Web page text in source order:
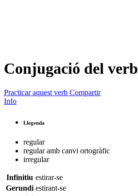
Conjugació del verb
Practicar aquest verb Compartir
Info
Llegenda
regular
regular amb canvi ortogràfic
irregular
Infinitiu estirar-se
Gerundi estirant-se